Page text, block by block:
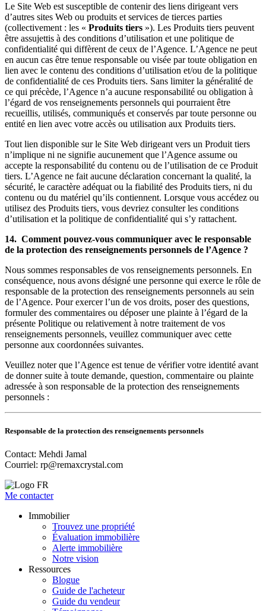
Le Site Web est susceptible de contenir des liens dirigeant vers
d’autres sites Web ou produits et services de tierces parties
(collectivement : les « Produits tiers »). Les Produits tiers peuvent
être assujettis à des conditions d’utilisation et une politique de
confidentialité qui diffèrent de ceux de l’Agence. L’Agence ne peut
en aucun cas être tenue responsable ou visée par toute obligation en
lien avec le contenu des conditions d’utilisation et/ou de la politique
de confidentialité de ces Produits tiers. Sans limiter la généralité de
ce qui précède, l’Agence n’a aucune responsabilité ou obligation à
l’égard de vos renseignements personnels qui pourraient être
recueillis, utilisés, communiqués et conservés par toute personne ou
entité en lien avec votre accès ou utilisation aux Produits tiers.
Tout lien disponible sur le Site Web dirigeant vers un Produit tiers
n’implique ni ne signifie aucunement que l’Agence assume ou
accepte la responsabilité du contenu ou de l’utilisation de ce Produit
tiers. L’Agence ne fait aucune déclaration concernant la qualité, la
sécurité, le caractère adéquat ou la fiabilité des Produits tiers, ni du
contenu ou du matériel qu’ils contiennent. Lorsque vous accédez ou
utilisez des Produits tiers, vous devriez consulter les conditions
d’utilisation et la politique de confidentialité qui s’y rattachent.
14. Comment pouvez-vous communiquer avec le responsable
de la protection des renseignements personnels de l’Agence ?
Nous sommes responsables de vos renseignements personnels. En
conséquence, nous avons désigné une personne qui exerce le rôle de
responsable de la protection des renseignements personnels au sein
de l’Agence. Pour exercer l’un de vos droits, poser des questions,
formuler des commentaires ou déposer une plainte à l’égard de la
présente Politique ou relativement à notre traitement de vos
renseignements personnels, veuillez communiquer avec cette
personne aux coordonnées suivantes.
Veuillez noter que l’Agence est tenue de vérifier votre identité avant
de donner suite à toute demande, question, commentaire ou plainte
adressée à son responsable de la protection des renseignements
personnels :
Responsable de la protection des renseignements personnels
Contact: Mehdi Jamal
Courriel: rp@remaxcrystal.com
Me contacter
Immobilier
Trouvez une propriété
Évaluation immobilière
Alerte immobilière
Notre vision
Ressources
Blogue
Guide de l'acheteur
Guide du vendeur